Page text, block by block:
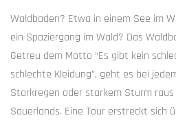
Waldbaden? Etwa in einem See im
ein Spaziergang im Wald? Das
Getreu dem Motto “Es gibt kein
schlechte Kleidung”, geht es bei
Starkregen oder starkem Sturm
Sauerlands. Eine Tour erstreckt sich